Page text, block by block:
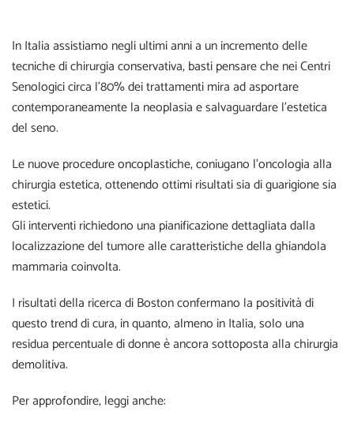
In Italia assistiamo negli ultimi anni a un incremento delle
tecniche di chirurgia conservativa, basti pensare che nei Centri
Senologici circa l’80% dei trattamenti mira ad asportare
contemporaneamente la neoplasia e salvaguardare l’estetica
del seno.
Le nuove procedureoncoplastiche, coniugano l’oncologia alla
chirurgia estetica, ottenendo ottimi risultati sia di guarigione sia
estetici.
Gli interventi richiedono una pianificazione dettagliata dalla
localizzazione del tumore alle caratteristiche della ghiandola
mammaria coinvolta.
I risultati della ricerca di Boston confermano la positività di
questo trend di cura, in quanto, almeno in Italia, solo una
residua percentuale di donne è ancora sottoposta alla chirurgia
demolitiva.
Per approfondire, leggi anche: